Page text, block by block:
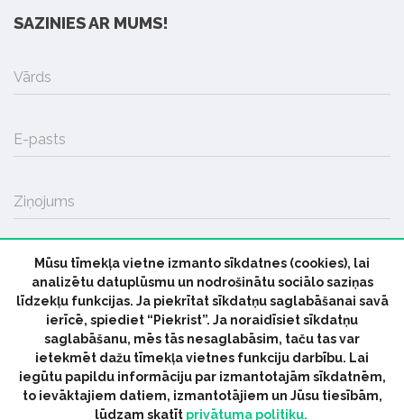
SAZINIES AR MUMS!
Vārds
E-pasts
Ziņojums
SŪTĪT
© 2026 parmuziku.lv, visas tiesības paturētas
Mūsu tīmekļa vietne izmanto sīkdatnes (cookies), lai
analizētu datuplūsmu un nodrošinātu sociālo saziņas
līdzekļu funkcijas. Ja piekrītat sīkdatņu saglabāšanai savā
ierīcē, spiediet “Piekrist”. Ja noraidīsiet sīkdatņu
saglabāšanu, mēs tās nesaglabāsim, taču tas var
ietekmēt dažu tīmekļa vietnes funkciju darbību. Lai
iegūtu papildu informāciju par izmantotajām sīkdatnēm,
to ievāktajiem datiem, izmantotājiem un Jūsu tiesībām,
lūdzam skatīt privātuma politiku.